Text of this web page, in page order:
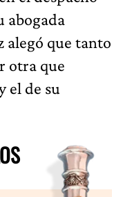
abogada
alegó que tanto
otra que
el de su